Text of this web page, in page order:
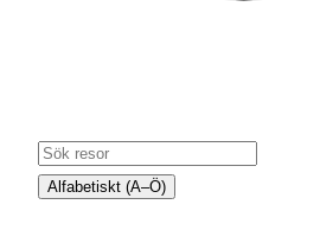
Alfabetiskt (A–Ö)